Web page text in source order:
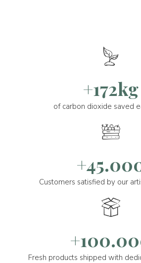
+172kg
of carbon dioxide saved
Customers satisfied by our
Fresh products shipped with